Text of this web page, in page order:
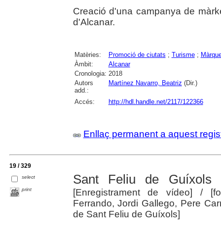
Creació d'una campanya de
d'Alcanar.
Matèries: Promoció de ciutats ; Turisme;
Àmbit:
Alcanar
Cronologia: 2018
Autors
add.:
Martínez Navarro, Beatriz (Dir.)
Accés: http://hdl.handle.net/2117/122366
Enllaç permanent a aquest
19 / 329
select
print
Sant Feliu de
[Enregistrament de vídeo]/
Ferrando, Jordi Gallego, Pere
de Sant Feliu de Guíxols]